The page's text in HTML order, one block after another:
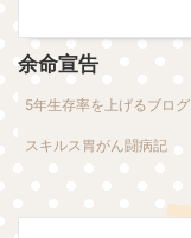
余命宣告
5年生存率を上げるブログ
スキルス胃がん闘病記